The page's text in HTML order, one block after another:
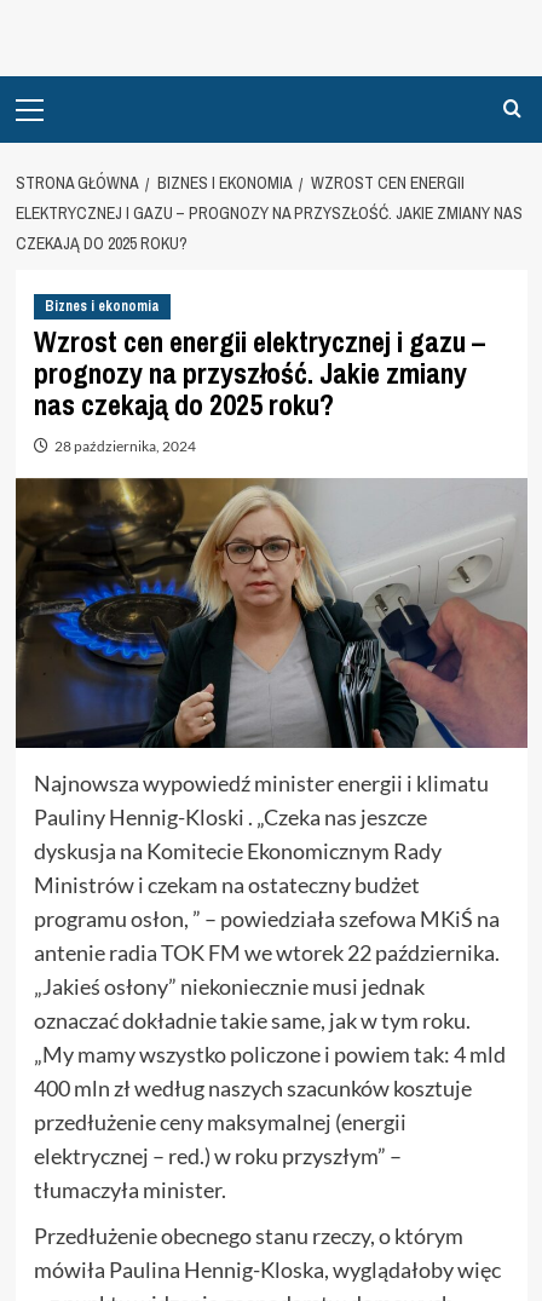
Menu
STRONA GŁÓWNA BIZNES I EKONOMIA
WZROST CEN ENERGII
ELEKTRYCZNEJ I GAZU – PROGNOZY NA PRZYSZŁOŚĆ. JAKIE ZMIANY NAS
CZEKAJĄ DO 2025 ROKU?
Biznes i ekonomia
Wzrost cen energii elektrycznej i gazu –
prognozy na przyszłość. Jakie zmiany
nas czekają do 2025 roku?
28 października, 2024
Najnowsza wypowiedź minister energii i klimatu
Pauliny Hennig-Kloski . „Czeka nas jeszcze
dyskusja na Komitecie Ekonomicznym Rady
Ministrów i czekam na ostateczny budżet
programu osłon, ” – powiedziała szefowa MKiŚ na
antenie radia TOK FM we wtorek 22 października.
„Jakieś osłony” niekoniecznie musi jednak
oznaczać dokładnie takie same, jak w tym roku.
„My mamy wszystko policzone i powiem tak: 4 mld
400 mln zł według naszych szacunków kosztuje
przedłużenie ceny maksymalnej (energii
elektrycznej – red.) w roku przyszłym” –
tłumaczyła minister.
Przedłużenie obecnego stanu rzeczy, o którym
mówiła Paulina Hennig-Kloska, wyglądałoby więc